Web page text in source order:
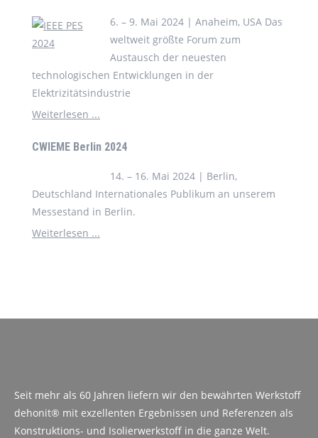
6. – 9. Mai 2024 | Anaheim, USA Das
weltweit größte Forum zum
Austausch der neuesten
technologischen Entwicklungen in der
Elektrizitätsindustrie
Weiterlesen ...
CWIEME Berlin 2024
14. – 16. Mai 2024 | Berlin,
Deutschland Internationales Publikum an unserem
Messestand in Berlin.
Weiterlesen ...
Seit mehr als 60 Jahren liefern wir den bewährten Werkstoff
dehonit® mit exzellenten Ergebnissen und Referenzen als
Konstruktions- und Isolierwerkstoff in die ganze Welt.